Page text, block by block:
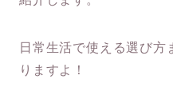
日常生活で使える選び
りますよ！